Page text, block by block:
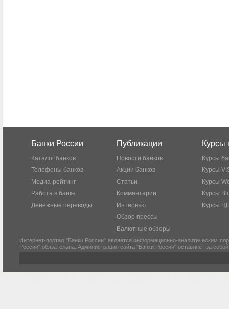
Банки России
Каталог банков
Телефоны банков
Медиа-рейтинг
Работа в банке
Денежные переводы
Публикации
Новости банков
Акции банков
Статьи
Комментарии
Интервью
Обзор прессы
Валютные обзоры
Курсы
Курсы
Курсы
Курсы
Курсы
Курсы
Интернет-портал "Банки России" является информационно-аналитическим
России" обязательна. Администрация сайта "Банки России" оставляет за